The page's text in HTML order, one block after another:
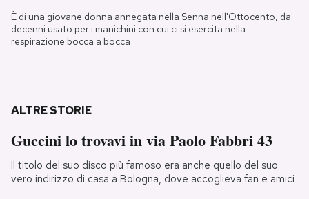
È di una giovane donna annegata nella Senna nell'Ottocento, da
decenni usato per i manichini con cui ci si esercita nella
respirazione bocca a bocca
ALTRE STORIE
Guccini lo trovavi in via Paolo Fabbri 43
Il titolo del suo disco più famoso era anche quello del suo
vero indirizzo di casa a Bologna, dove accoglieva fan e amici